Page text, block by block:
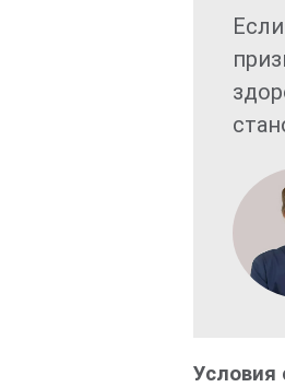
Условия